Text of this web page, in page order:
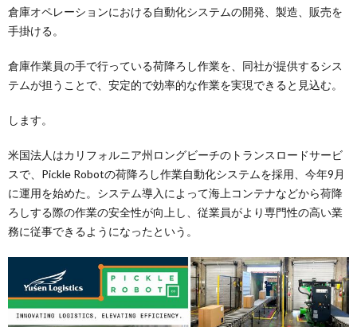
倉庫オペレーションにおける自動化システムの開発、製造、販売を
手掛ける。
倉庫作業員の手で行っている荷降ろし作業を、同社が提供するシス
テムが担うことで、安定的で効率的な作業を実現できると見込む。
します。
米国法人はカリフォルニア州ロングビーチのトランスロードサービ
スで、Pickle Robotの荷降ろし作業自動化システムを採用、今年9月
に運用を始めた。システム導入によって海上コンテナなどから荷降
ろしする際の作業の安全性が向上し、従業員がより専門性の高い業
務に従事できるようになったという。